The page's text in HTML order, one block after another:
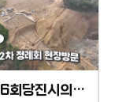
제106회당진시의회제2차정례회현장방문